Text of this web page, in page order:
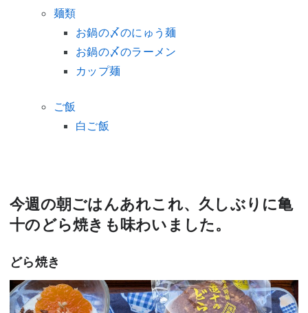
麺類
お鍋の〆のにゅう麺
お鍋の〆のラーメン
カップ麺
ご飯
白ご飯
今週の朝ごはんあれこれ、久しぶりに亀
十のどら焼きも味わいました。
どら焼き